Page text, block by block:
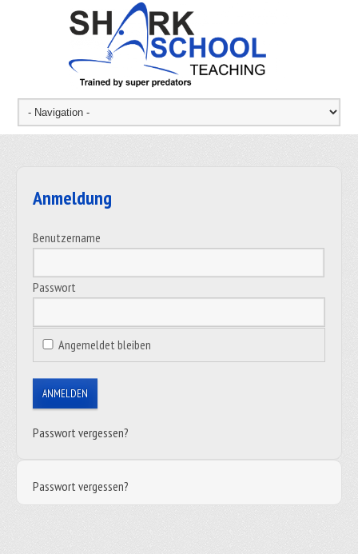
Anmeldung
Benutzername
Passwort
Angemeldet bleiben
ANMELDEN
Passwort vergessen?
Passwort vergessen?